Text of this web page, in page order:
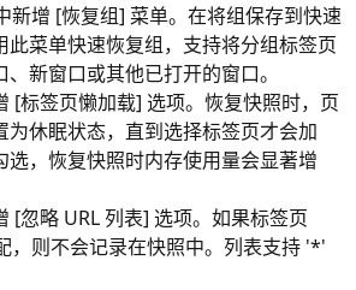
新增 [恢复组] 菜单。在将组保存到快速
此菜单快速恢复组，支持将分组标签页
新窗口或其他已打开的窗口。
[标签页懒加载] 选项。恢复快照时，页
为休眠状态，直到选择标签页才会加
选，恢复快照时内存使用量会显著增
[忽略 URL 列表] 选项。如果标签页
，则不会记录在快照中。列表支持 '*'